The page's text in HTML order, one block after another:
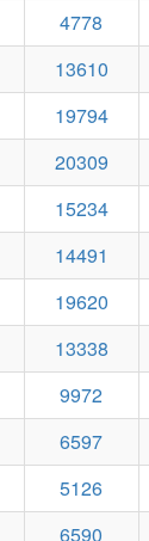
4778
13610
19794
20309
15234
14491
19620
13338
9972
6597
5126
6590